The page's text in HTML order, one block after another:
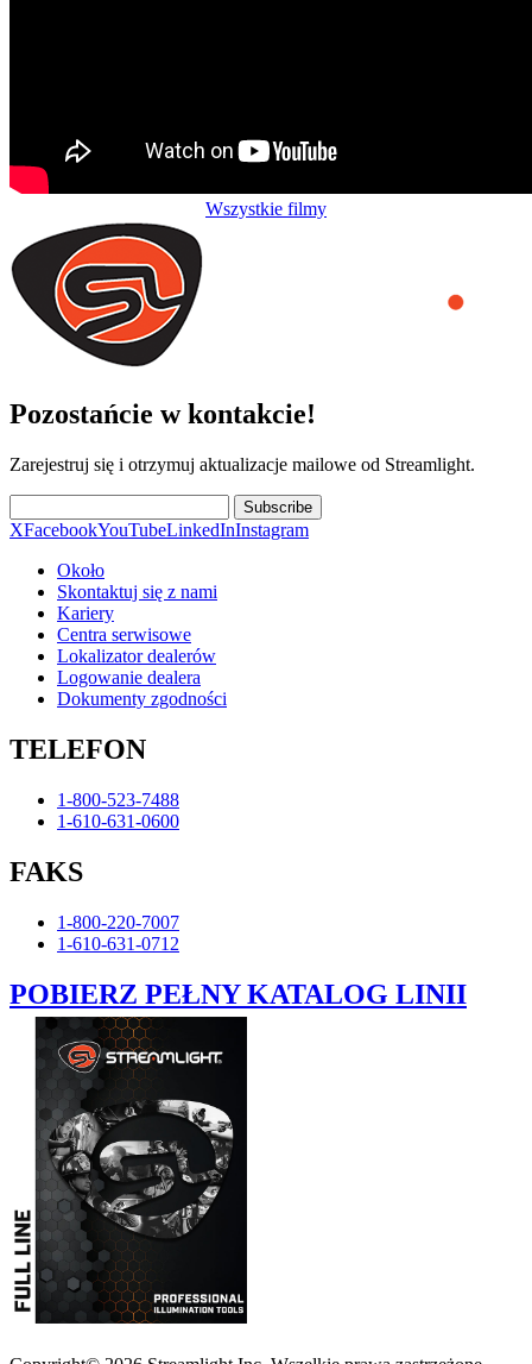
Wszystkie filmy
Pozostańcie w kontakcie!
Zarejestruj się i otrzymuj aktualizacje mailowe od Streamlight.
Subscribe
XFacebookYouTubeLinkedInInstagram
Około
Skontaktuj się z nami
Kariery
Centra serwisowe
Lokalizator dealerów
Logowanie dealera
Dokumenty zgodności
TELEFON
1-800-523-7488
1-610-631-0600
FAKS
1-800-220-7007
1-610-631-0712
POBIERZ PEŁNY KATALOG LINII